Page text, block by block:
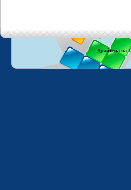
Драйвера на